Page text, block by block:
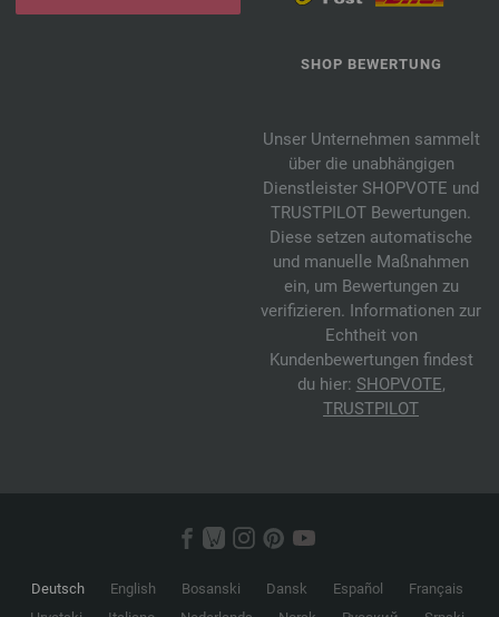
SHOP BEWERTUNG
Unser Unternehmen sammelt
über die unabhängigen
Dienstleister SHOPVOTE und
TRUSTPILOT Bewertungen.
Diese setzen automatische
und manuelle Maßnahmen
ein, um Bewertungen zu
verifizieren. Informationen zur
Echtheit von
Kundenbewertungen findest
du hier: SHOPVOTE,
TRUSTPILOT
Deutsch English Bosanski Dansk Español
Français